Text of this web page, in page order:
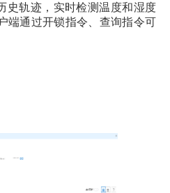
史轨迹，实时检测温度和湿度
端通过开锁指令、查询指令可